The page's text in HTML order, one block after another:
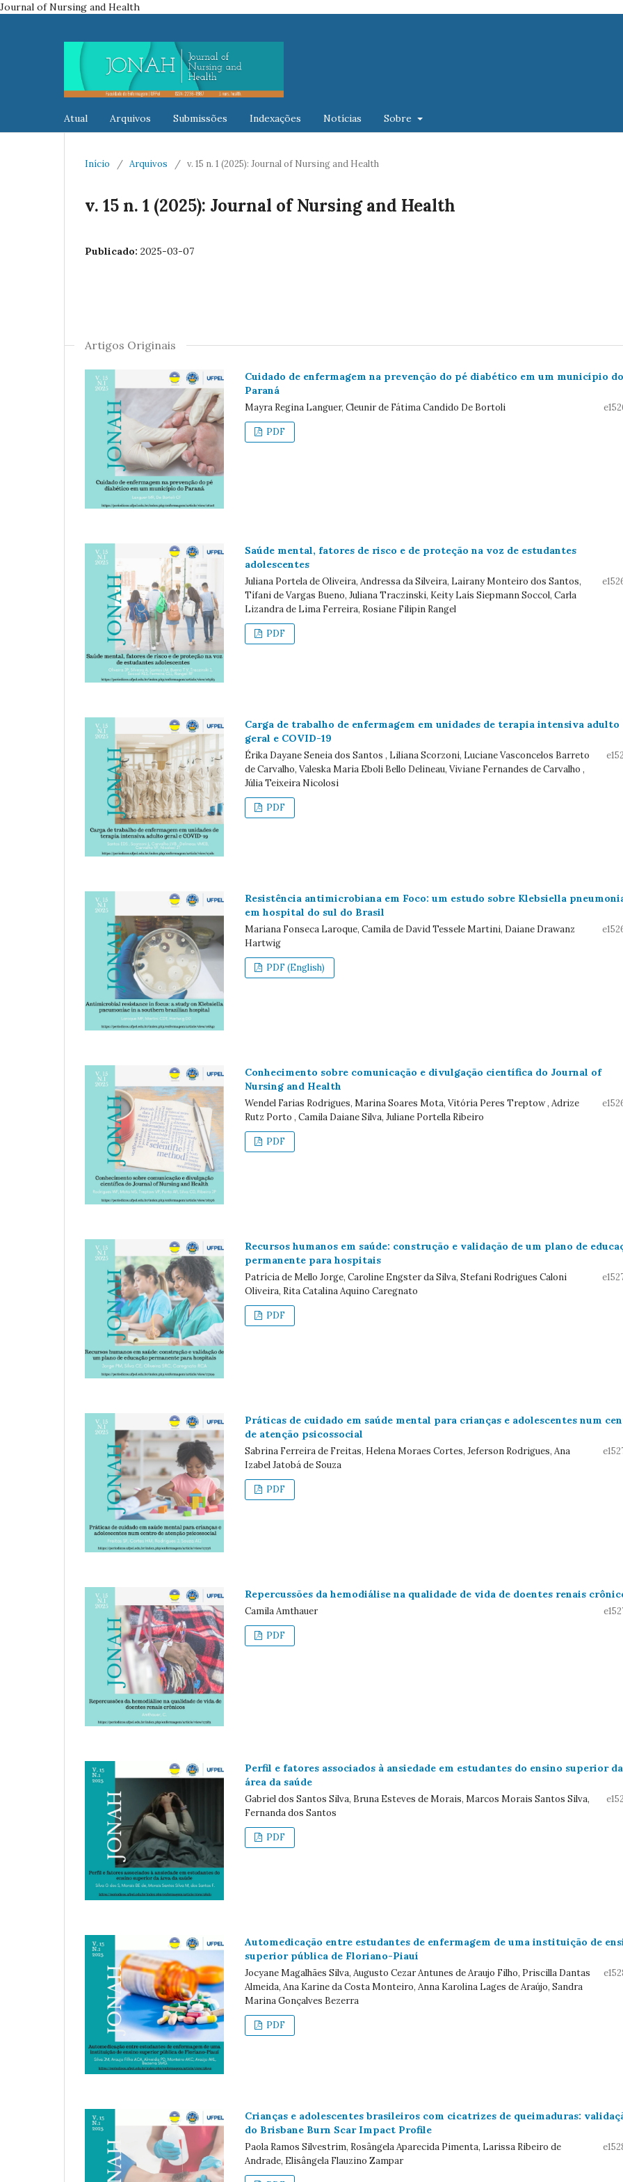
Journal of Nursing and Health
Atual Arquivos Submissões Indexações Notícias Sobre
Início / Arquivos / v. 15 n. 1 (2025): Journal of Nursing and Health
v. 15 n. 1 (2025): Journal of Nursing and Health
Publicado: 2025-03-07
Artigos Originais
Cuidado de enfermagem na prevenção do pé diabético em um município do
Paraná
Mayra Regina Languer, Cleunir de Fátima Candido De Bortoli
PDF
Saúde mental, fatores de risco e de proteção na voz de estudantes
adolescentes
Juliana Portela de Oliveira, Andressa da Silveira, Lairany Monteiro dos Santos,
Tífani de Vargas Bueno, Juliana Traczinski, Keity Laís Siepmann Soccol, Carla
Lizandra de Lima Ferreira, Rosiane Filipin Rangel
PDF
Carga de trabalho de enfermagem em unidades de terapia intensiva adulto
geral e COVID-19
Érika Dayane Seneia dos Santos , Liliana Scorzoni, Luciane Vasconcelos Barreto
de Carvalho, Valeska Maria Eboli Bello Delineau, Viviane Fernandes de Carvalho ,
Júlia Teixeira Nicolosi
PDF
Resistência antimicrobiana em Foco: um estudo sobre Klebsiella
em hospital do sul do Brasil
Mariana Fonseca Laroque, Camila de David Tessele Martini, Daiane Drawanz
Hartwig
PDF (English)
Conhecimento sobre comunicação e divulgação científica do Journal of
Nursing and Health
Wendel Farias Rodrigues, Marina Soares Mota, Vitória Peres Treptow , Adrize
Rutz Porto , Camila Daiane Silva, Juliane Portella Ribeiro
PDF
Recursos humanos em saúde: construção e validação de um plano de
permanente para hospitais
Patrícia de Mello Jorge, Caroline Engster da Silva, Stefani Rodrigues Caloni
Oliveira, Rita Catalina Aquino Caregnato
PDF
Práticas de cuidado em saúde mental para crianças e adolescentes num
de atenção psicossocial
Sabrina Ferreira de Freitas, Helena Moraes Cortes, Jeferson Rodrigues, Ana
Izabel Jatobá de Souza
PDF
Repercussões da hemodiálise na qualidade de vida de doentes renais
Camila Amthauer
PDF
Perfil e fatores associados à ansiedade em estudantes do ensino superior da
área da saúde
Gabriel dos Santos Silva, Bruna Esteves de Morais, Marcos Morais Santos Silva,
Fernanda dos Santos
PDF
Automedicação entre estudantes de enfermagem de uma instituição de
superior pública de Floriano-Piauí
Jocyane Magalhães Silva, Augusto Cezar Antunes de Araujo Filho, Priscilla Dantas
Almeida, Ana Karine da Costa Monteiro, Anna Karolina Lages de Araújo, Sandra
Marina Gonçalves Bezerra
PDF
Crianças e adolescentes brasileiros com cicatrizes de queimaduras:
do Brisbane Burn Scar Impact Profile
Paola Ramos Silvestrim, Rosângela Aparecida Pimenta, Larissa Ribeiro de
Andrade, Elisângela Flauzino Zampar